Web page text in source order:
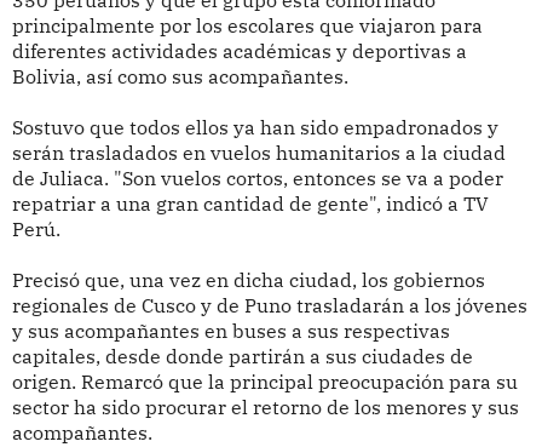
principalmente por los escolares que viajaron para
diferentes actividades académicas y deportivas a
Bolivia, así como sus acompañantes.
Sostuvo que todos ellos ya han sido empadronados y
serán trasladados en vuelos humanitarios a la ciudad
de Juliaca. "Son vuelos cortos, entonces se va a poder
repatriar a una gran cantidad de gente", indicó a TV
Perú.
Precisó que, una vez en dicha ciudad, los gobiernos
regionales de Cusco y de Puno trasladarán a los jóvenes
y sus acompañantes en buses a sus respectivas
capitales, desde donde partirán a sus ciudades de
origen. Remarcó que la principal preocupación para su
sector ha sido procurar el retorno de los menores y sus
acompañantes.